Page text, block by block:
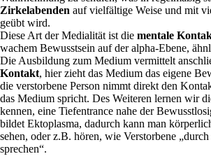
Zirkelabenden auf vielfältige Weise und mit
geübt wird.
Diese Art der Medialität ist die mentale
wachem Bewusstsein auf der alpha-Ebene,
Die Ausbildung zum Medium vermittelt
Kontakt, hier zieht das Medium das eigene
die verstorbene Person nimmt direkt den
das Medium spricht. Des Weiteren lernen wir
kennen, eine Tiefentrance nahe der
bildet Ektoplasma, dadurch kann man
sehen, oder z.B. hören, wie Verstorbene
sprechen“.